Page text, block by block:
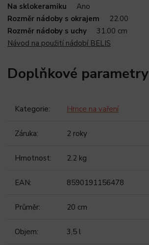
Na sklokeramiku
Ano
Rozměr nádoby s okrajem
22.00
Rozměr nádoby s uchy
31.00 cm
Návod na použití nádobí BELIS
Doplňkové parametry
Kategorie: Hrnce na vaření
Záruka: 2 roky
Hmotnost: 2.2 kg
EAN: 8590191156478
Průměr: 20 cm
Objem: 3,5 l